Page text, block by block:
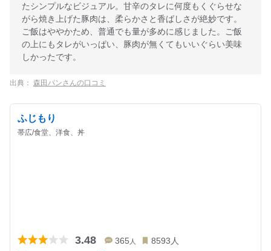
たシンプルなビジュアル。甘辛のタレに何度もくぐらせな
がら焼き上げた豚肉は、柔らかさと香ばしさが絶妙です。
ご飯はややかため、普通でも量が多めに感じました。ご飯
の上にもタレがいっぱい、豚肉が無くてもいいぐらい美味
しかったです。
出典： 森田パンさんの口コミ
ふじもり
帯広/食堂、洋食、丼
3.48 365 人 8593人